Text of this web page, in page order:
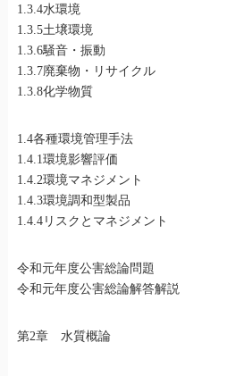
1.3.4水環境
1.3.5土壌環境
1.3.6騒音・振動
1.3.7廃棄物・リサイクル
1.3.8化学物質
1.4各種環境管理手法
1.4.1環境影響評価
1.4.2環境マネジメント
1.4.3環境調和型製品
1.4.4リスクとマネジメント
令和元年度公害総論問題
令和元年度公害総論解答解説
第2章 水質概論